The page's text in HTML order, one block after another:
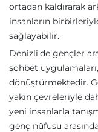
ortadan kaldırarak
insanların
sağlayabilir.
Denizli'de gençler
sohbet
dönüştürmektedir.
yakın çevreleriyle
yeni insanlarla
genç nüfusu